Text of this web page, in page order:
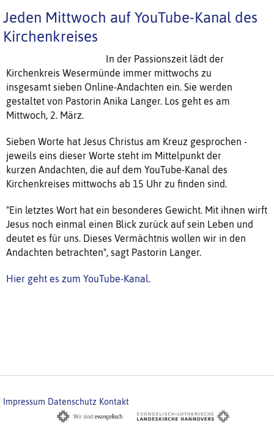
Jeden Mittwoch auf YouTube-Kanal des
Kirchenkreises
In der Passionszeit lädt der
Kirchenkreis Wesermünde immer mittwochs zu
insgesamt sieben Online-Andachten ein. Sie werden
gestaltet von Pastorin Anika Langer. Los geht es am
Mittwoch, 2. März.
Sieben Worte hat Jesus Christus am Kreuz gesprochen -
jeweils eins dieser Worte steht im Mittelpunkt der
kurzen Andachten, die auf dem YouTube-Kanal des
Kirchenkreises mittwochs ab 15 Uhr zu finden sind.
"Ein letztes Wort hat ein besonderes Gewicht. Mit ihnen wirft
Jesus noch einmal einen Blick zurück auf sein Leben und
deutet es für uns. Dieses Vermächtnis wollen wir in den
Andachten betrachten", sagt Pastorin Langer.
Hier geht es zum YouTube-Kanal.
Impressum Datenschutz Kontakt